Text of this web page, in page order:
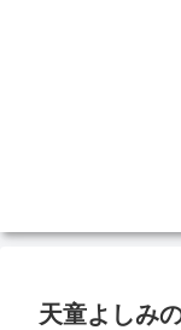
天童よしみ